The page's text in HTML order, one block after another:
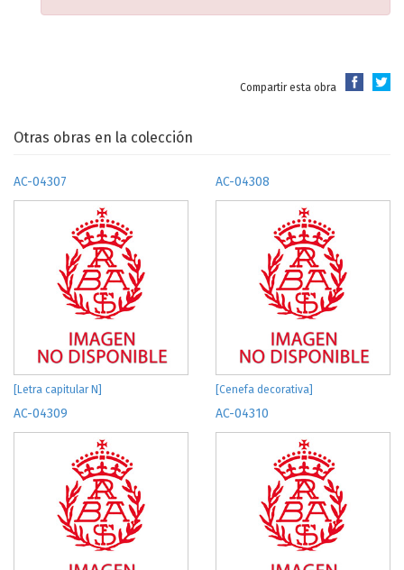
Compartir esta obra
Otras obras en la colección
AC-04307
[Letra capitular N]
AC-04308
[Cenefa decorativa]
AC-04309 AC-04310